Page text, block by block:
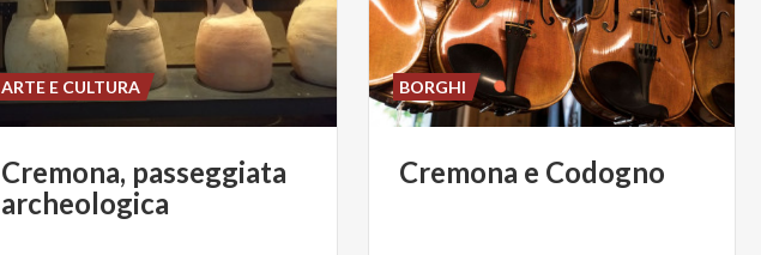
Cremona, passeggiata
archeologica
ARTE E CULTURA
Cremona e Codogno
BORGHI